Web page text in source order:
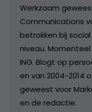
Werkzaam
Communications
betrokken bij
niveau.
ING. Blogt op
en van 2004-2014
geweest voor
en de redactie.